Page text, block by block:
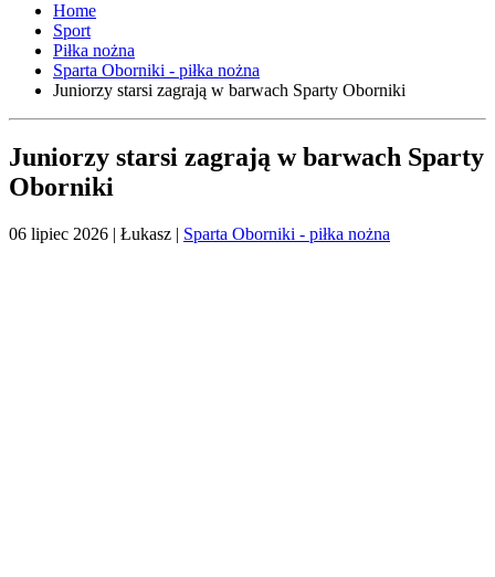
Home
Sport
Piłka nożna
Sparta Oborniki - piłka nożna
Juniorzy starsi zagrają w barwach Sparty Oborniki
Juniorzy starsi zagrają w barwach Sparty
Oborniki
06 lipiec 2026 | Łukasz | Sparta Oborniki - piłka nożna